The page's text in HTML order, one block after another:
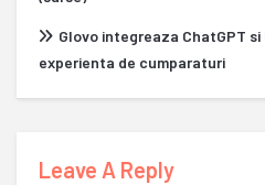
Glovo integreaza ChatGPT
experienta de cumparaturi
Leave A Reply